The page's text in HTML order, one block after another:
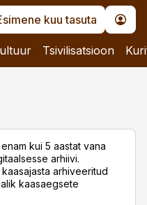
kuu tasuta
Tsivilisatsioon
kui 5 aastat vana
arhiivi.
arhiveeritud
kaasaegsete